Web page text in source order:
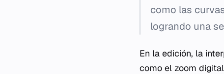
como las
logrando una
En la edición, la
como el zoom